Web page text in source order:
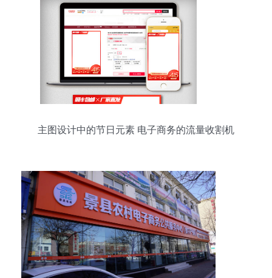
主图设计中的节日元素 电子商务的流量收割机